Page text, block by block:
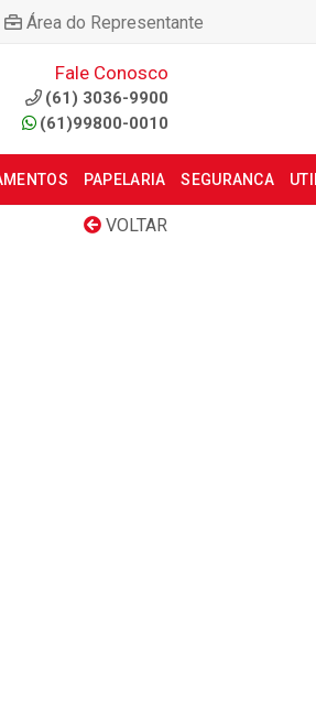
Área do Representante
Fale Conosco
(61) 3036-9900
(61)99800-0010
PAPELARIA SEGURANCA
VOLTAR